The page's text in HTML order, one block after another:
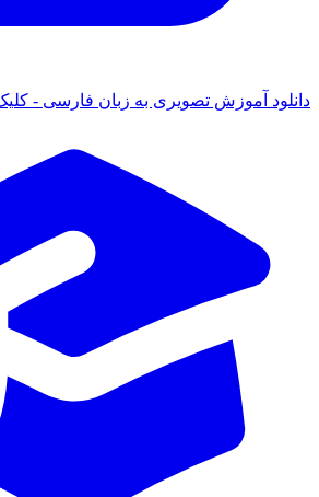
آموزش تصویری به زبان فارسی - کلیک کنید